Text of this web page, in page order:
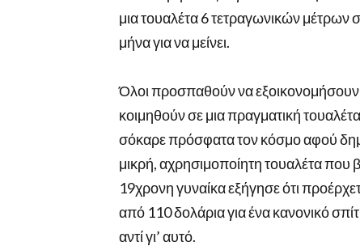
μια τουαλέτα 6 τετραγωνικών μέτρων
μήνα για να μείνει.
Όλοι προσπαθούν να εξοικονομήσουν
κοιμηθούν σε μια πραγματική
σόκαρε πρόσφατα τον κόσμο αφού
μικρή, αχρησιμοποίητη τουαλέτα που
19χρονη γυναίκα εξήγησε ότι
από 110 δολάρια για ένα κανονικό
αντί γι’ αυτό.